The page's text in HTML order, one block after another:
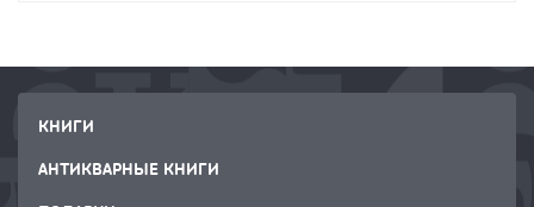
КНИГИ
АНТИКВАРНЫЕ КНИГИ